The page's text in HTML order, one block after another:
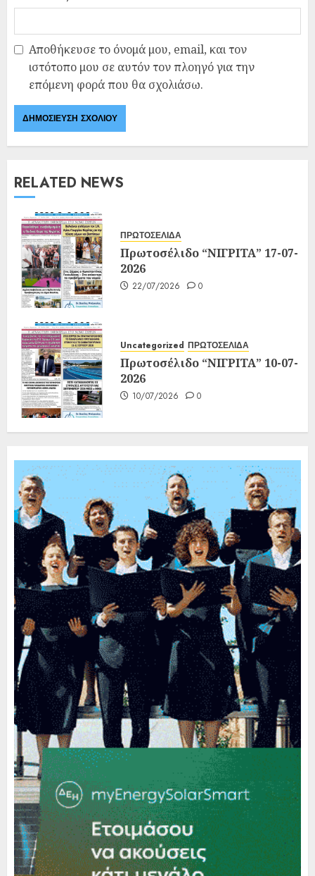
Αποθήκευσε το όνομά μου, email, και τον
ιστότοπο μου σε αυτόν τον πλοηγό για την
επόμενη φορά που θα σχολιάσω.
RELATED NEWS
ΠΡΩΤΟΣΕΛΙΔΑ
Πρωτοσέλιδο “ΝΙΓΡΙΤΑ” 17-07-
2026
22/07/2026 0
Uncategorized ΠΡΩΤΟΣΕΛΙΔΑ
Πρωτοσέλιδο “ΝΙΓΡΙΤΑ” 10-07-
2026
10/07/2026 0